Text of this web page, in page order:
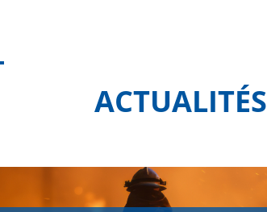
ACTUALITÉS